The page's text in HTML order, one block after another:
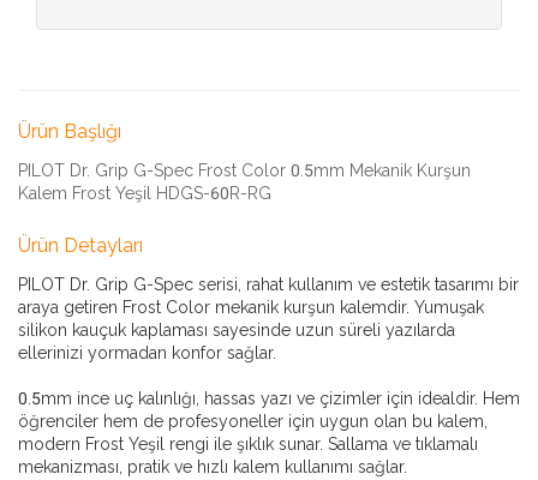
Ürün Başlığı
PILOT Dr. Grip G-Spec Frost Color 0.5mm Mekanik Kurşun
Kalem Frost Yeşil HDGS-60R-RG
Ürün Detayları
PILOT Dr. Grip G-Spec serisi, rahat kullanım ve estetik tasarımı bir
araya getiren Frost Color mekanik kurşun kalemdir. Yumuşak
silikon kauçuk kaplaması sayesinde uzun süreli yazılarda
ellerinizi yormadan konfor sağlar.
0.5mm ince uç kalınlığı, hassas yazı ve çizimler için idealdir. Hem
öğrenciler hem de profesyoneller için uygun olan bu kalem,
modern Frost Yeşil rengi ile şıklık sunar. Sallama ve tıklamalı
mekanizması, pratik ve hızlı kalem kullanımı sağlar.